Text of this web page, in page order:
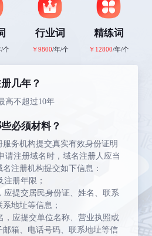
/个
行业词
￥9800/年/个
精练词
￥12800/年/个
几年？
高不超过10年
必须材料？
务机构提交真实有效身份证明
请注册域名时，域名注册人应当
注册机构提交如下信息：
册年限；
应提交居民身份证、姓名、联系
地址等信息；
，应提交单位名称、营业执照或
箱、电话号码、联系地址等信